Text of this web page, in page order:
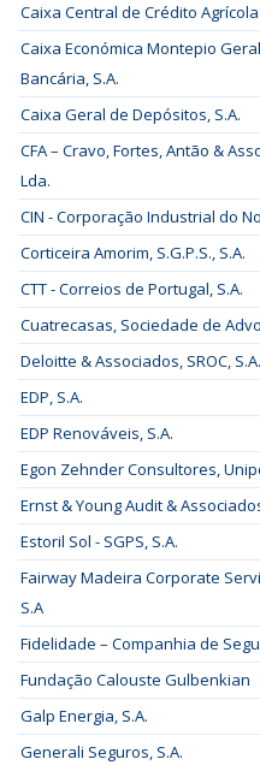
Caixa Central de Crédito Agrícola
Caixa Económica Montepio
Bancária, S.A.
Caixa Geral de Depósitos, S.A.
CFA – Cravo, Fortes, Antão &
Lda.
CIN - Corporação Industrial do
Corticeira Amorim, S.G.P.S., S.A.
CTT - Correios de Portugal, S.A.
Cuatrecasas, Sociedade de
Deloitte & Associados, SROC, S.A.
EDP, S.A.
EDP Renováveis, S.A.
Egon Zehnder Consultores,
Ernst & Young Audit &
Estoril Sol - SGPS, S.A.
Fairway Madeira Corporate
S.A
Fidelidade – Companhia de
Fundação Calouste Gulbenkian
Galp Energia, S.A.
Generali Seguros, S.A.